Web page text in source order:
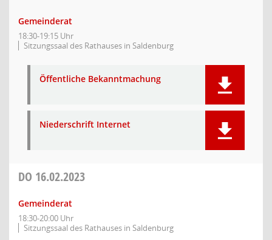
Gemeinderat
18:30-19:15 Uhr
Sitzungssaal des Rathauses in Saldenburg
Öffentliche Bekanntmachung
Niederschrift Internet
DO 16.02.2023
Gemeinderat
18:30-20:00 Uhr
Sitzungssaal des Rathauses in Saldenburg